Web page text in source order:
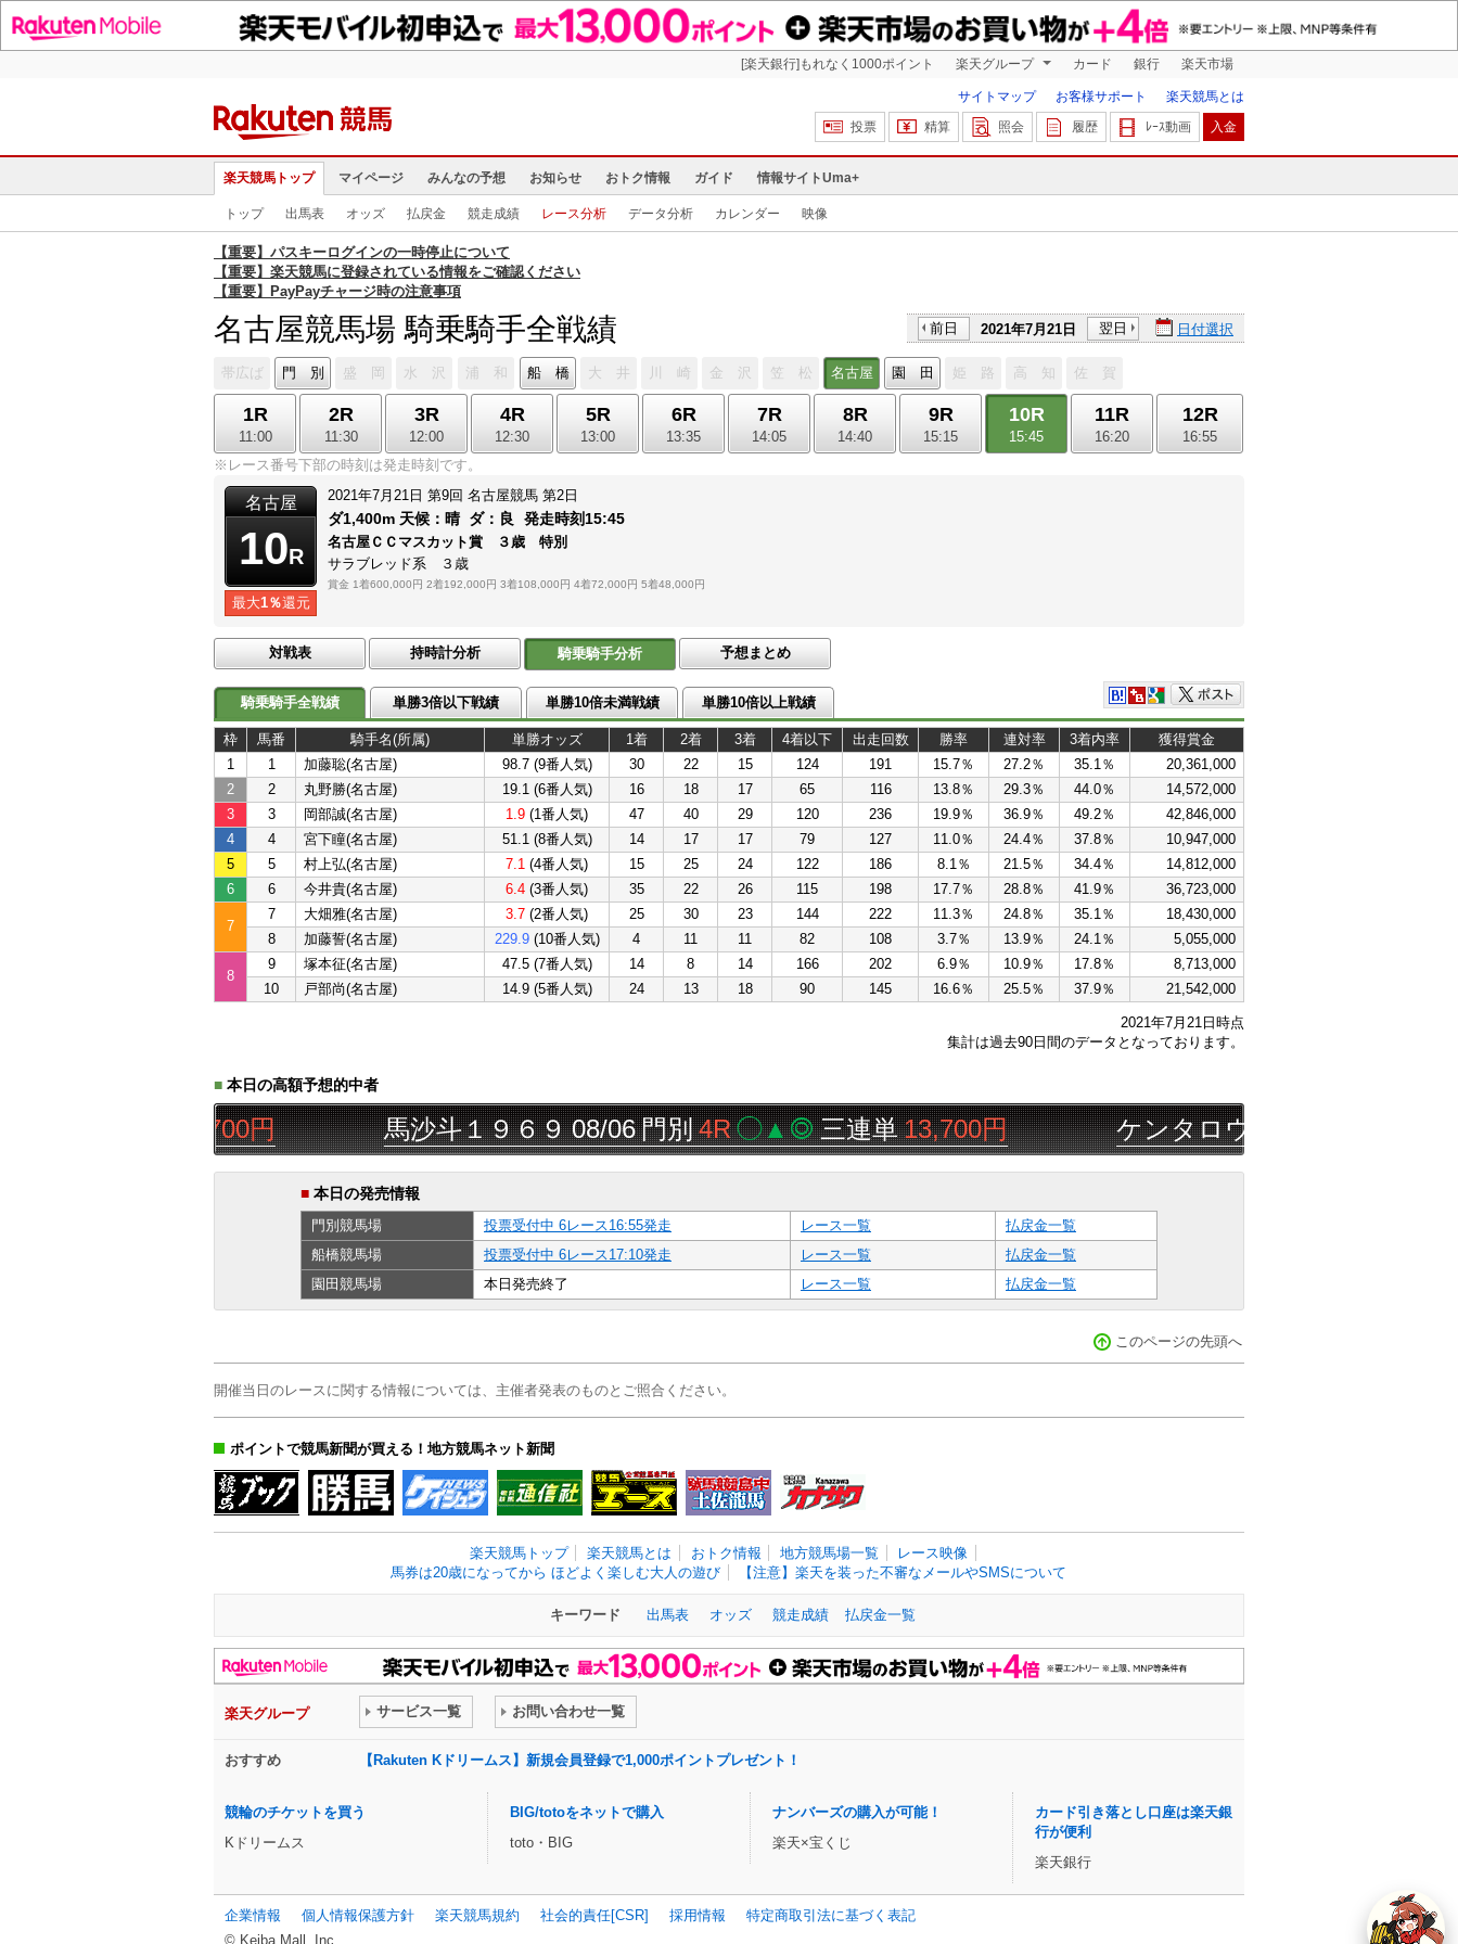
[楽天銀行]もれなく1000ポイント 楽天グループ カード 銀行 楽天市場
サイトマップ お客様サポート
楽天競馬とは
投票
精算 照会 履歴 ﾚｰｽ動画 入金
楽天競馬トップ マイページ みんなの予想 お知らせ おトク情報 ガイド 情報サイトUma+
トップ 出馬表 オッズ 払戻金 競走成績 レース分析 データ分析 カレンダー 映像
【重要】パスキーログインの一時停止について
【重要】楽天競馬に登録されている情報をご確認ください
【重要】PayPayチャージ時の注意事項
名古屋競馬場 騎乗騎手全戦績 前日 2021年7月21日 翌日 日付選択
帯広ば 門 別 盛 岡 水 沢 浦 和 船 橋 大 井 川 崎 金 沢 笠 松 名古屋 園 田 姫 路 高 知 佐 賀
1R
11:00
2R
11:30
3R
12:00
4R
12:30
5R
13:00
6R
13:35
7R
14:05
8R
14:40
9R
15:15
10R
15:45
11R
16:20
12R
16:55
※レース番号下部の時刻は発走時刻です。
名古屋
10R
最大1％還元
2021年7月21日 第9回 名古屋競馬 第2日
ダ1,400m 天候： 晴 ダ： 良 発走時刻15:45
名古屋ＣＣマスカット賞 ３歳 特別
サラブレッド系 ３歳
賞金 1着600,000円 2着192,000円 3着108,000円 4着72,000円 5着48,000円
対戦表 持時計分析 騎乗騎手分析 予想まとめ
騎乗騎手全戦績 単勝3倍以下戦績 単勝10倍未満戦績 単勝10倍以上戦績
枠 馬番 騎手名(所属) 単勝オッズ 1着 2着 3着 4着以下 出走回数 勝率 連対率 3着内率
獲得賞金
1
1 加藤聡(名古屋) 98.7 (9番人気) 30 22 15 124 191 15.7％ 27.2％ 35.1％
20,361,000
2
2 丸野勝(名古屋) 19.1 (6番人気) 16 18 17 65 116 13.8％ 29.3％ 44.0％
14,572,000
3
3 岡部誠(名古屋) 1.9 (1番人気) 47 40 29 120 236 19.9％ 36.9％ 49.2％
42,846,000
4
4 宮下瞳(名古屋) 51.1 (8番人気) 14 17 17 79 127 11.0％ 24.4％ 37.8％
10,947,000
5
5 村上弘(名古屋) 7.1 (4番人気) 15 25 24 122 186 8.1％ 21.5％ 34.4％
14,812,000
6
6 今井貴(名古屋) 6.4 (3番人気) 35 22 26 115 198 17.7％ 28.8％ 41.9％ 36,723,000
7
7 大畑雅(名古屋) 3.7 (2番人気) 25 30 23 144 222 11.3％ 24.8％ 35.1％
18,430,000
8
加藤誓(名古屋) 229.9(10番人気) 4 11 11 82 108 3.7％ 13.9％ 24.1％ 5,055,000
8
9 塚本征(名古屋) 47.5 (7番人気) 14 8 14 166 202 6.9％ 10.9％ 17.8％
8,713,000
10
戸部尚(名古屋) 14.9 (5番人気) 24 13 18 90 145 16.6％ 25.5％ 37.9％ 21,542,000
2021年7月21日時点
集計は過去90日間のデータとなっております。
■ 本日の高額予想的中者
13,700円 馬沙斗１９６９08/06門別 4R◯▲◎三連単13,700円 ケンタロウ４１８６
■ 本日の発売情報
門別競馬場 投票受付中 6レース16:55発走 レース一覧
払戻金一覧
船橋競馬場 投票受付中 6レース17:10発走 レース一覧
払戻金一覧
園田競馬場 本日発売終了 レース一覧 払戻金一覧
このページの先頭へ
開催当日のレースに関する情報については、主催者発表のものとご照合ください。
ポイントで競馬新聞が買える！地方競馬ネット新聞
楽天競馬トップ 楽天競馬とは おトク情報 地方競馬場一覧
レース映像
馬券は20歳になってから ほどよく楽しむ大人の遊び
【注意】楽天を装った不審なメールやSMSについて
キーワード 出馬表 オッズ 競走成績 払戻金一覧
楽天グループ サービス一覧 お問い合わせ一覧
おすすめ 【Rakuten Kドリームス】新規会員登録で1,000ポイントプレゼント！
競輪のチケットを買う
Kドリームス
BIG/totoをネットで購入
toto・BIG
ナンバーズの購入が可能！
楽天×宝くじ
カード引き落とし口座は楽天銀
行が便利
楽天銀行
企業情報 個人情報保護方針 楽天競馬規約 社会的責任[CSR] 採用情報
特定商取引法に基づく表記
© Keiba Mall, Inc.